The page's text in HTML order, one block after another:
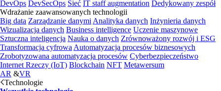
DevOps DevSecOps Sieć IT staff augmentation Dedykowany zespół
Wdrażanie zaawansowanych technologii
Big data Zarządzanie danymi Analityka danych Inżynieria danych
Wizualizacja danych Business intelligence Uczenie maszynowe
Sztuczna inteligencja Nauka o danych Zrównoważony rozwój i ESG
Transformacja cyfrowa Automatyzacja procesów biznesowych
Zrobotyzowana automatyzacja procesów Cyberbezpieczeństwo
Internet Rzeczy (IoT) Blockchain NFT Metawersum
AR &VR
Technologie